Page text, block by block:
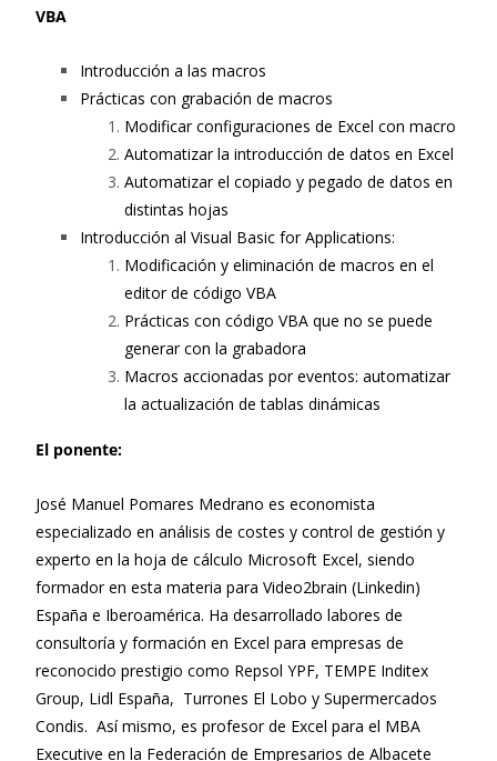
VBA
Introducción a las macros
Prácticas con grabación de macros
Modificar configuraciones de Excel con macro
Automatizar la introducción de datos en Excel
Automatizar el copiado y pegado de datos en
distintas hojas
Introducción al Visual Basic for Applications:
Modificación y eliminación de macros en el
editor de código VBA
Prácticas con código VBA que no se puede
generar con la grabadora
Macros accionadas por eventos: automatizar
la actualización de tablas dinámicas
El ponente:
José Manuel Pomares Medrano es economista
especializado en análisis de costes y control de gestión y
experto en la hoja de cálculo Microsoft Excel, siendo
formador en esta materia para Video2brain (Linkedin)
España e Iberoamérica. Ha desarrollado labores de
consultoría y formación en Excel para empresas de
reconocido prestigio como Repsol YPF, TEMPE Inditex
Group, Lidl España, Turrones El Lobo y Supermercados
Condis. Así mismo, es profesor de Excel para el MBA
Executive en la Federación de Empresarios de Albacete